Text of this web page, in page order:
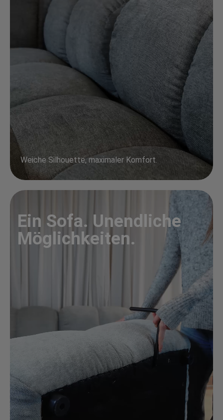
Weiche Silhouette, maximaler Komfort.
Ein Sofa. Unendliche
Möglichkeiten.